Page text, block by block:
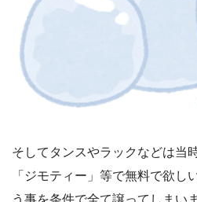
そしてタンスやラックなどは当
「ジモティー」等で無料で欲し